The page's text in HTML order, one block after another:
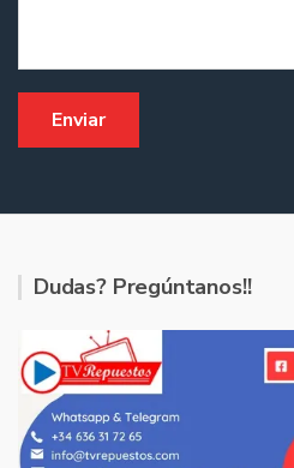
Dudas? Pregúntanos!!